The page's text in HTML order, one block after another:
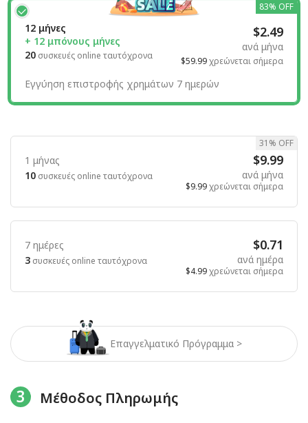
Επαγγελματικό Πρόγραμμα >
12 μήνες
+ 12 μπόνους μήνες
20 συσκευές online ταυτόχρονα
$2.49
ανά μήνα
$59.99χρεώνεται σήμερα
83% OFF
Εγγύηση επιστροφής χρημάτων 7 ημερών
1 μήνας
10 συσκευές online ταυτόχρονα
$9.99
ανά μήνα
$9.99χρεώνεται σήμερα
31% OFF
7 ημέρες
3 συσκευές online ταυτόχρονα
$0.71
ανά ημέρα
$4.99χρεώνεται σήμερα
3 Μέθοδος Πληρωμής